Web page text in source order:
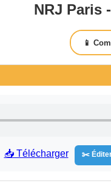
NRJ Paris
📱
📥 Télécharger ✂️